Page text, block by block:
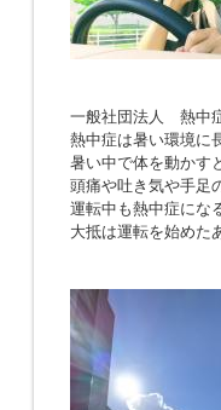
一般社団法人 熱中
熱中症は暑い環境に
暑い中で体を動かす
頭痛や吐き気や手足
運転中も熱中症にな
大抵は運転を始めた